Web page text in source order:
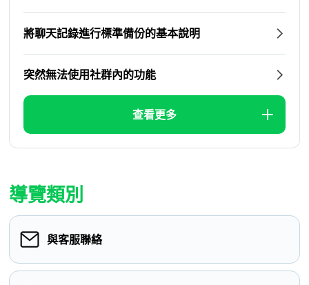
將聊天記錄進行標準備份的基本說明
突然無法使用社群內的功能
查看更多
導覽類別
與客服聯絡